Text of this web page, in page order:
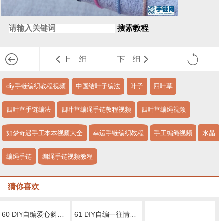
搜索教程
diy手链编织教程视频 中国结叶子编法 叶子 四叶草
四叶草手链编法 四叶草编绳手链教程视频 四叶草编绳视频
如梦奇遇手工本本视频大全 幸运手链编织教程 手工编绳视频 水晶
编绳手链 编绳手链视频教程
猜你喜欢